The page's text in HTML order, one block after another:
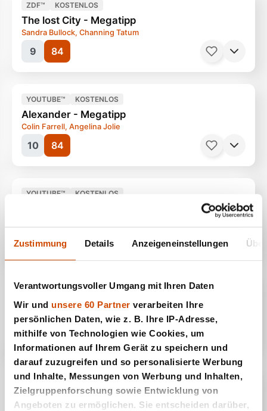
Zustimmung Details Anzeigeneinstellungen
Verantwortungsvoller Umgang mit Ihren Daten
Wir und unsere 60 Partner verarbeiten Ihre
persönlichen Daten, wie z. B. Ihre IP-Adresse,
mithilfe von Technologien wie Cookies, um
Informationen auf Ihrem Gerät zu speichern und
darauf zuzugreifen und so personalisierte Werbung
und Inhalte, Messungen von Werbung und Inhalten,
Zielgruppenforschung sowie Entwicklung von
Angeboten zu ermöglichen. Sie entscheiden darüber,
9 84
ZDF™ KOSTENLOS
The lost City - Megatipp
Sandra Bullock, Channing Tatum
10 84
YOUTUBE™ KOSTENLOS
Alexander - Megatipp
Colin Farrell, Angelina Jolie
11 83
YOUTUBE™ KOSTENLOS
The Man Who Wasn't There - Megatipp
12 82
YOUTUBE™ KOSTENLOS
Hardball - Megatipp
Keanu Reeves
YOUTUBE™ KOSTENLOS
Midnight in Paris - Megatipp
Owen Wilson